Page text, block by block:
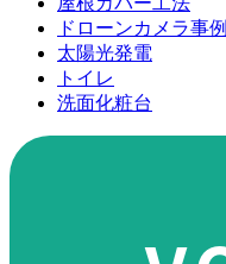
ドローンカメラ事例
太陽光発電
トイレ
洗面化粧台